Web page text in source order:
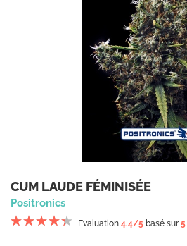
CUM LAUDE FÉMINISÉE
Positronics
Evaluation 4.4/5 basé sur5